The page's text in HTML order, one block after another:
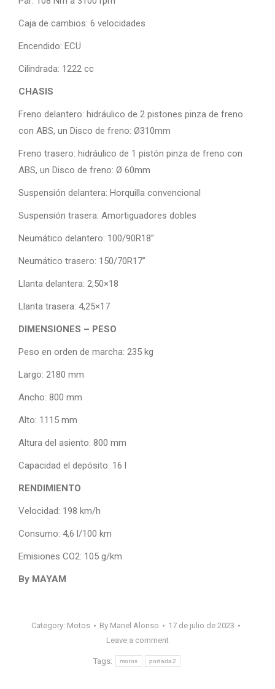
Caja de cambios: 6 velocidades
Encendido: ECU
Cilindrada: 1222 cc
CHASIS
Freno delantero: hidráulico de 2 pistones pinza de freno
con ABS, un Disco de freno: Ø310mm
Freno trasero: hidráulico de 1 pistón pinza de freno con
ABS, un Disco de freno: Ø 60mm
Suspensión delantera: Horquilla convencional
Suspensión trasera: Amortiguadores dobles
Neumático delantero: 100/90R18”
Neumático trasero: 150/70R17”
Llanta delantera: 2,50×18
Llanta trasera: 4,25×17
DIMENSIONES – PESO
Peso en orden de marcha: 235 kg
Largo: 2180 mm
Ancho: 800 mm
Alto: 1115 mm
Altura del asiento: 800 mm
Capacidad el depósito: 16 l
RENDIMIENTO
Velocidad: 198 km/h
Consumo: 4,6 l/100 km
Emisiones CO2: 105 g/km
By MAYAM
Category: Motos By Manel Alonso
17 de julio de 2023
Leave a comment
Tags: motos portada2